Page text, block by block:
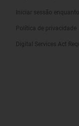
Iniciar sessão
Política de privacidade
Digital Services Act